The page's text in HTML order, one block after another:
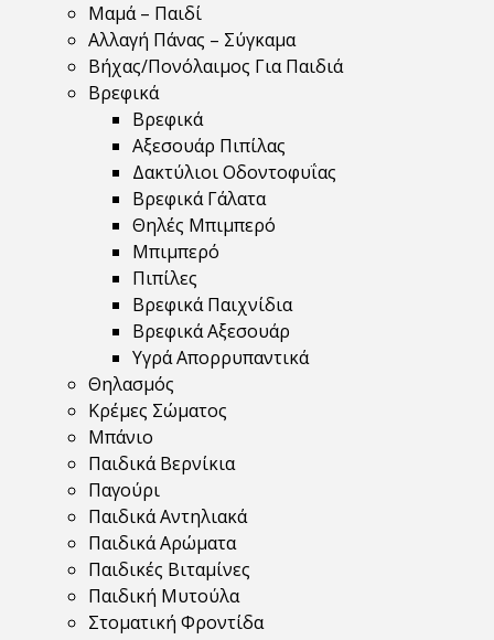
Μαμά – Παιδί
Αλλαγή Πάνας – Σύγκαμα
Βήχας/Πονόλαιμος Για Παιδιά
Βρεφικά
Βρεφικά
Αξεσουάρ Πιπίλας
Δακτύλιοι Οδοντοφυΐας
Βρεφικά Γάλατα
Θηλές Μπιμπερό
Μπιμπερό
Πιπίλες
Βρεφικά Παιχνίδια
Βρεφικά Αξεσουάρ
Υγρά Απορρυπαντικά
Θηλασμός
Κρέμες Σώματος
Μπάνιο
Παιδικά Βερνίκια
Παγούρι
Παιδικά Αντηλιακά
Παιδικά Αρώματα
Παιδικές Βιταμίνες
Παιδική Μυτούλα
Στοματική Φροντίδα